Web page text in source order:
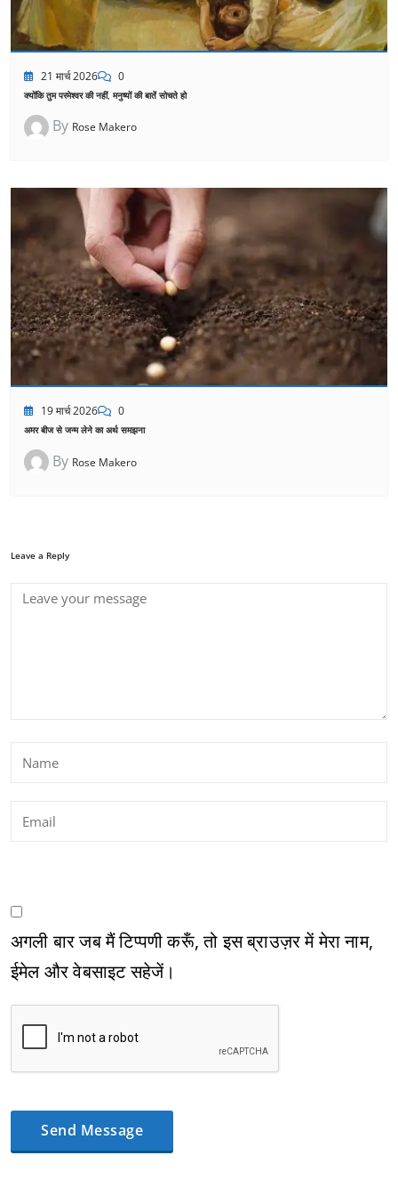
21 मार्च 2026 0
क्योंकि तुम परमेश्वर की नहीं, मनुष्यों की बातें सोचते हो
By Rose Makero
19 मार्च 2026 0
अमर बीज से जन्म लेने का अर्थ समझना
By Rose Makero
Leave a Reply
अगली बार जब मैं टिप्पणी करूँ, तो इस ब्राउज़र में मेरा नाम,
ईमेल और वेबसाइट सहेजें।